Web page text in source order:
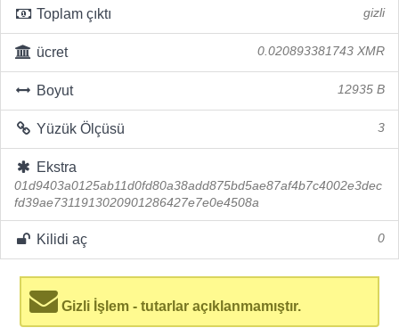
Toplam çıktı gizli
ücret 0.020893381743 XMR
Boyut 12935 B
Yüzük Ölçüsü 3
Ekstra
01d9403a0125ab11d0fd80a38add875bd5ae87af4b7c4002e3dec
fd39ae7311913020901286427e7e0e4508a
Kilidi aç 0
Gizli İşlem - tutarlar açıklanmamıştır.